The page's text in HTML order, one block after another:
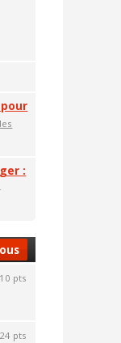
:
pts
pts